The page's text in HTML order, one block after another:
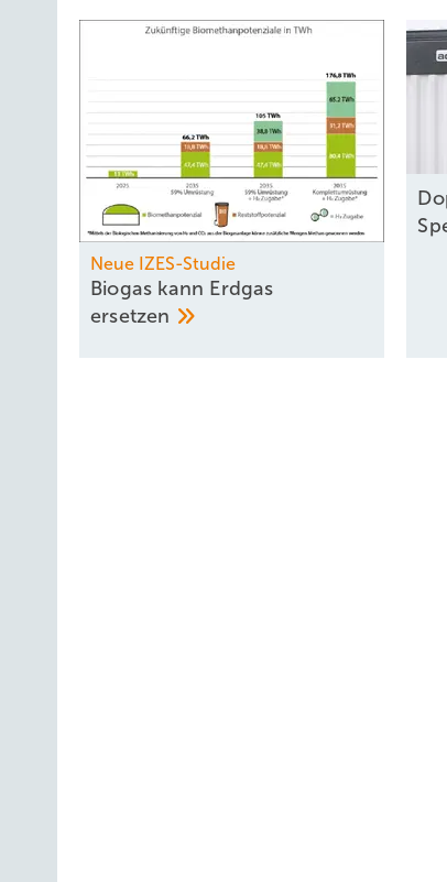
Neue IZES-Studie
Biogas kann Erdgas
ersetzen